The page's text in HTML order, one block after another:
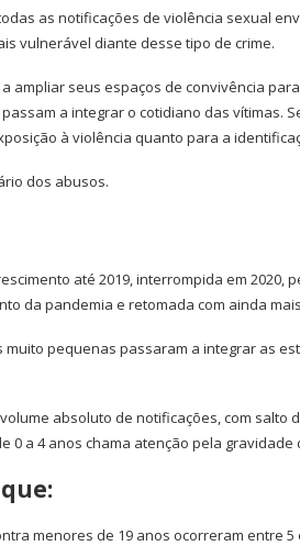
as notificações de violência sexual
vulnerável diante desse tipo de crime.
ampliar seus espaços de convivência
a integrar o cotidiano das vítimas.
à violência quanto para a
dos abusos.
até 2019, interrompida em 2020,
da pandemia e retomada com ainda
pequenas passaram a integrar as
absoluto de notificações, com salto
0 a 4 anos chama atenção pela gravidade
menores de 19 anos ocorreram entre 5